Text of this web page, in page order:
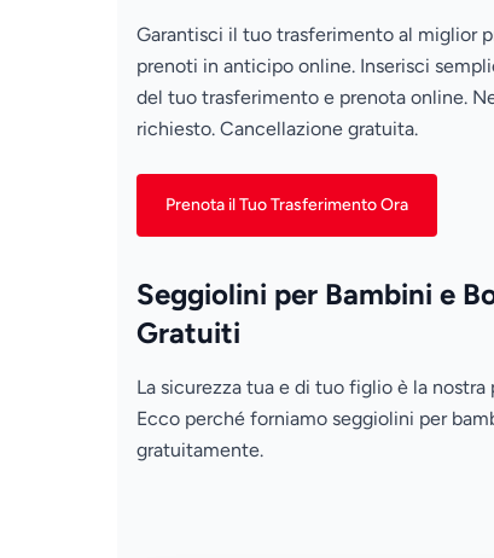
Garantisci il tuo trasferimento al miglior
prenoti in anticipo online. Inserisci
del tuo trasferimento e prenota online.
richiesto. Cancellazione gratuita.
Prenota il Tuo Trasferimento Ora
Seggiolini per Bambini e
Gratuiti
La sicurezza tua e di tuo figlio è la nostra
Ecco perché forniamo seggiolini per
gratuitamente.